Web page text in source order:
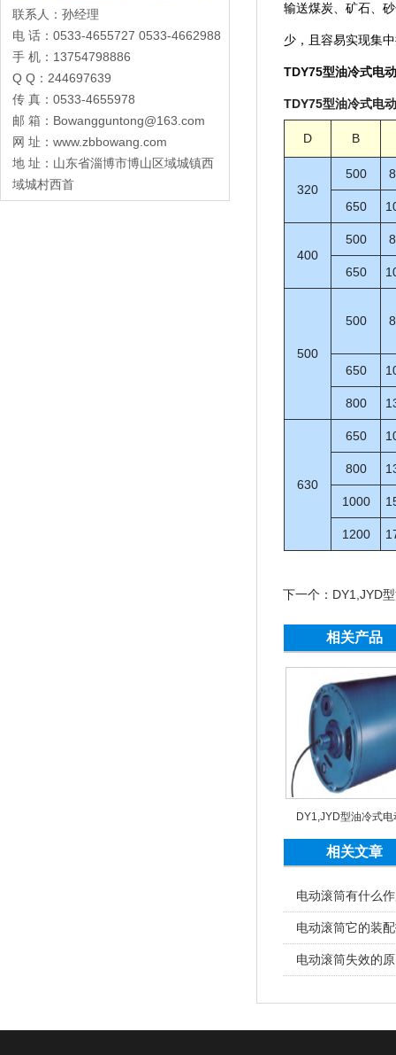
联系人：孙经理
电 话：0533-4655727 0533-4662988
手 机：13754798886
Q Q：244697639
传 真：0533-4655978
邮 箱：Bowangguntong@163.com
网 址：www.zbbowang.com
地 址：山东省淄博市博山区域城镇西
域城村西首
输送煤炭、矿石、
少，且容易实现集
TDY75型油冷式电
TDY75型油冷式电
D B
320
500
650
400
500
650
500
500
650
800
630
650
800
1000
1200
下一个： DY1,JYD
相关产品
DY1,JYD型油冷式电
相关文章
电动滚筒有什么
电动滚筒它的装
电动滚筒失效的